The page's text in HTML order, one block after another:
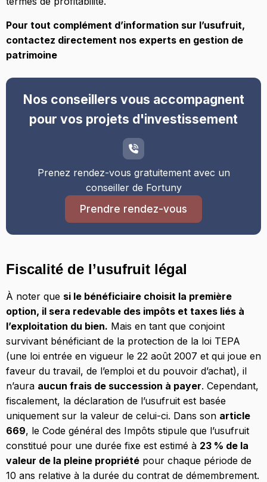
Pour tout complément d’information sur l’usufruit,
contactez directement nos experts en gestion de
patrimoine
Nos conseillers vous accompagnent
pour vos projets d'investissement
Prenez rendez-vous gratuitement avec un
conseiller de Fortuny
Prendre rendez-vous
Fiscalité de l’usufruit légal
À noter que si le bénéficiaire choisit la première
option, il sera redevable des impôts et taxes liés à
l’exploitation du bien. Mais en tant que conjoint
survivant bénéficiant de la protection de la loi TEPA
(une loi entrée en vigueur le 22 août 2007 et qui joue en
faveur du travail, de l’emploi et du pouvoir d’achat), il
n’aura aucun frais de succession à payer. Cependant,
fiscalement, la déclaration de l’usufruit est basée
uniquement sur la valeur de celui-ci. Dans son article
669, le Code général des Impôts stipule que l’usufruit
constitué pour une durée fixe est estimé à 23 % de la
valeur de la pleine propriété pour chaque période de
10 ans relative à la durée du contrat de démembrement.